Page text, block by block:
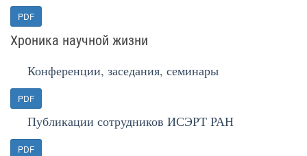
PDF
Хроника научной жизни
Конференции, заседания, семинары
PDF
Публикации сотрудников ИСЭРТ РАН
PDF